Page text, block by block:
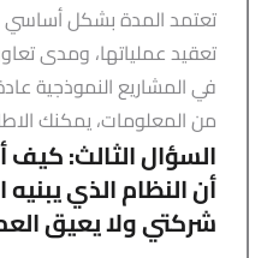
تعتمد المدة بشكل
تعقيد عملياتها، ومدى
من المعلومات، يمكنك
السؤال الثالث:
أن النظام الذي
شركتي ولا يعيق